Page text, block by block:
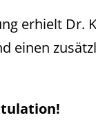
erhielt Dr.
einen